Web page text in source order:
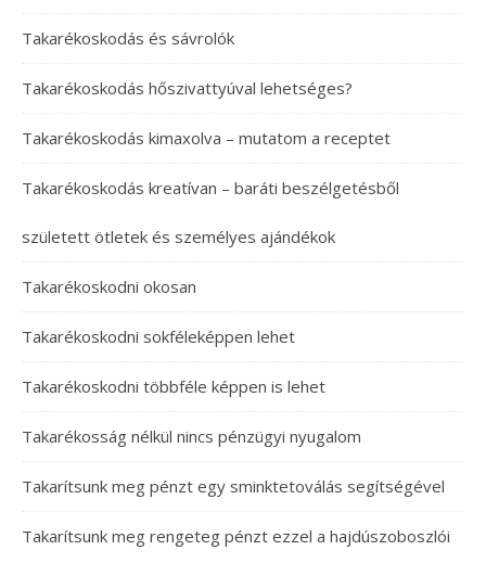
Takarékoskodás és sávrolók
Takarékoskodás hőszivattyúval lehetséges?
Takarékoskodás kimaxolva – mutatom a receptet
Takarékoskodás kreatívan – baráti beszélgetésből
született ötletek és személyes ajándékok
Takarékoskodni okosan
Takarékoskodni sokféleképpen lehet
Takarékoskodni többféle képpen is lehet
Takarékosság nélkül nincs pénzügyi nyugalom
Takarítsunk meg pénzt egy sminktetoválás segítségével
Takarítsunk meg rengeteg pénzt ezzel a hajdúszoboszlói